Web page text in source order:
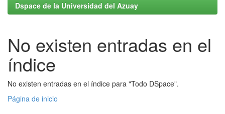
Dspace de la Universidad del Azuay
No existen entradas en el
índice
No existen entradas en el índice para "Todo DSpace".
Página de inicio